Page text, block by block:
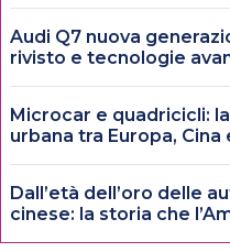
Audi Q7 nuova
rivisto e tecnologie
Microcar e quadricicli:
urbana tra Europa,
Dall’età dell’oro delle
cinese: la storia che